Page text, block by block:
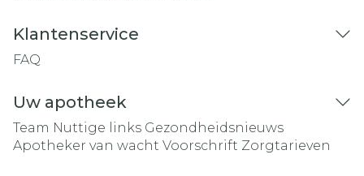
Klantenservice
FAQ
Uw apotheek
Team Nuttige links Gezondheidsnieuws
Apotheker van wacht Voorschrift Zorgtarieven